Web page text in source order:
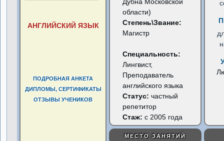
АНГЛИЙСКИЙ ЯЗЫК
ПОДРОБНАЯ АНКЕТА
ДИПЛОМЫ, СЕРТИФИКАТЫ
ОТЗЫВЫ УЧЕНИКОВ
области)
Степень\Звание:
Магистр
Специальность:
Лингвист,
Преподаватель
английского языка
Статус:частный
репетитор
Стаж: с 2005 года
МЕСТО ЗАНЯТИЙ